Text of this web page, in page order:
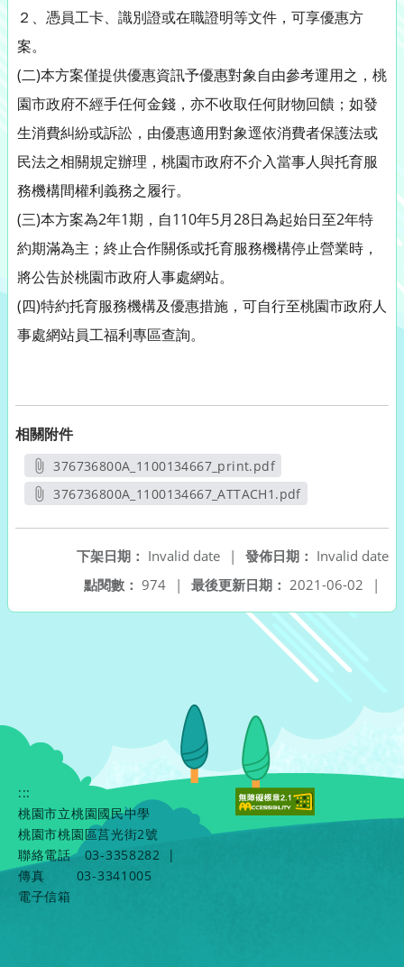
２、憑員工卡、識別證或在職證明等文件，可享優惠方
案。
(二)本方案僅提供優惠資訊予優惠對象自由參考運用之，桃
園市政府不經手任何金錢，亦不收取任何財物回饋；如發
生消費糾紛或訴訟，由優惠適用對象逕依消費者保護法或
民法之相關規定辦理，桃園市政府不介入當事人與托育服
務機構間權利義務之履行。
(三)本方案為2年1期，自110年5月28日為起始日至2年特
約期滿為主；終止合作關係或托育服務機構停止營業時，
將公告於桃園市政府人事處網站。
(四)特約托育服務機構及優惠措施，可自行至桃園市政府人
事處網站員工福利專區查詢。
相關附件
376736800A_1100134667_print.pdf
另開新視窗
376736800A_1100134667_ATTACH1.pdf
發佈日期： Invalid date
下架日期： Invalid date
|
最後更新日期： 2021-06-02 |
點閱數： 974 |
:::
桃園市立桃園國民中學
桃園市桃園區莒光街2號
聯絡電話
03-3358282
|
傳真
03-3341005
電子信箱